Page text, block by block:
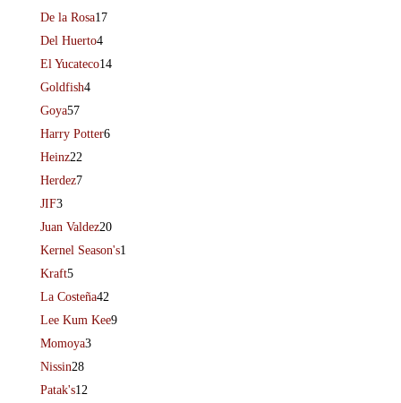
De la Rosa17
Del Huerto4
El Yucateco14
Goldfish4
Goya57
Harry Potter6
Heinz22
Herdez7
JIF3
Juan Valdez20
Kernel Season's1
Kraft5
La Costeña42
Lee Kum Kee9
Momoya3
Nissin28
Patak's12